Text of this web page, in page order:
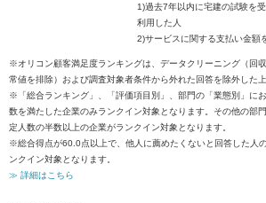
1)過去7年以内に宅建の試験を
利用した人
2)サービスに関する支払い金額
※オリコン顧客満足度ランキングは、データクリーニング（回
常値を排除）および調査対象者条件から外れた回答を除外した
※「総合ランキング」、「評価項目別」、部門の「業態別」に
数を満たした企業のみランクイン対象となります。その他の部
定人数の半数以上の企業がランクイン対象となります。
※総合得点が60.0点以上で、他人に薦めたくないと回答した人
ンクイン対象となります。
≫ 詳細はこちら